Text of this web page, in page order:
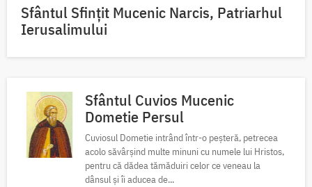
Sfântul Sfinţit Mucenic Narcis, Patriarhul
Ierusalimului
Sfântul Cuvios Mucenic
Dometie Persul
Cuviosul Dometie intrând într-o peșteră, petrecea
acolo săvârșind multe minuni cu numele lui Hristos,
pentru că dădea tămăduiri celor ce veneau la
dânsul și îi aducea de...